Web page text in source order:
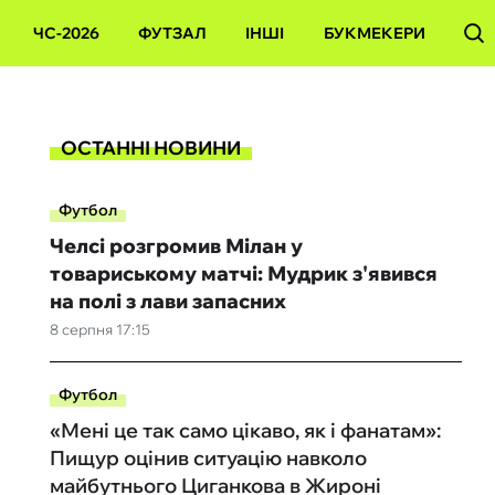
ЧС-2026 ФУТЗАЛ ІНШІ БУКМЕКЕРИ
ОСТАННІ НОВИНИ
Футбол
8 серпня 17:15
Челсі розгромив Мілан у
товариському матчі: Мудрик з'явився
на полі з лави запасних
Футбол
«Мені це так само цікаво, як і фанатам»:
Пищур оцінив ситуацію навколо
майбутнього Циганкова в Жироні